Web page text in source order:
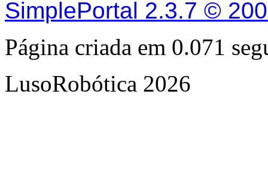
SimplePortal 2.3.7 ©
Página criada em 0.071
LusoRobótica 2026